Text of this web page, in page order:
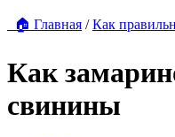
🏠 Главная /Как
Как
свинины